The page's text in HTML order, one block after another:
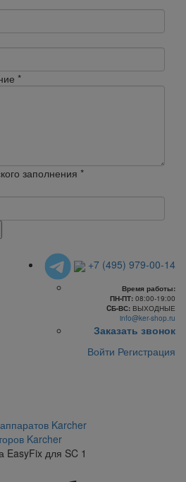
*
заполнения *
+7 (495) 979-00-14
Время работы:
ПН-ПТ:08:00-19:00
CБ-ВС:ВЫХОДНЫЕ
info@ker-shop.ru
Заказать звонок
Войти Регистрация
Karcher
Karcher
EasyFix для SC 1